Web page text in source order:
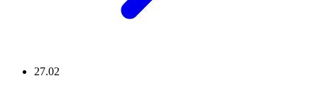
27.02